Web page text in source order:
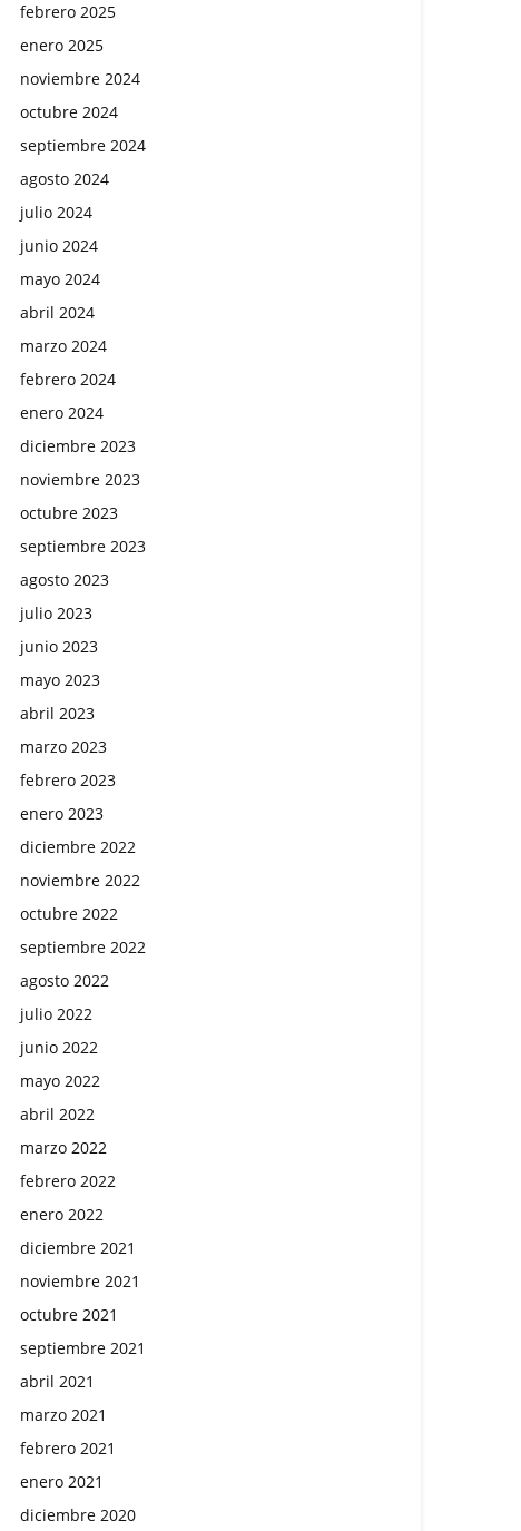
febrero 2025
enero 2025
noviembre 2024
octubre 2024
septiembre 2024
agosto 2024
julio 2024
junio 2024
mayo 2024
abril 2024
marzo 2024
febrero 2024
enero 2024
diciembre 2023
noviembre 2023
octubre 2023
septiembre 2023
agosto 2023
julio 2023
junio 2023
mayo 2023
abril 2023
marzo 2023
febrero 2023
enero 2023
diciembre 2022
noviembre 2022
octubre 2022
septiembre 2022
agosto 2022
julio 2022
junio 2022
mayo 2022
abril 2022
marzo 2022
febrero 2022
enero 2022
diciembre 2021
noviembre 2021
octubre 2021
septiembre 2021
abril 2021
marzo 2021
febrero 2021
enero 2021
diciembre 2020